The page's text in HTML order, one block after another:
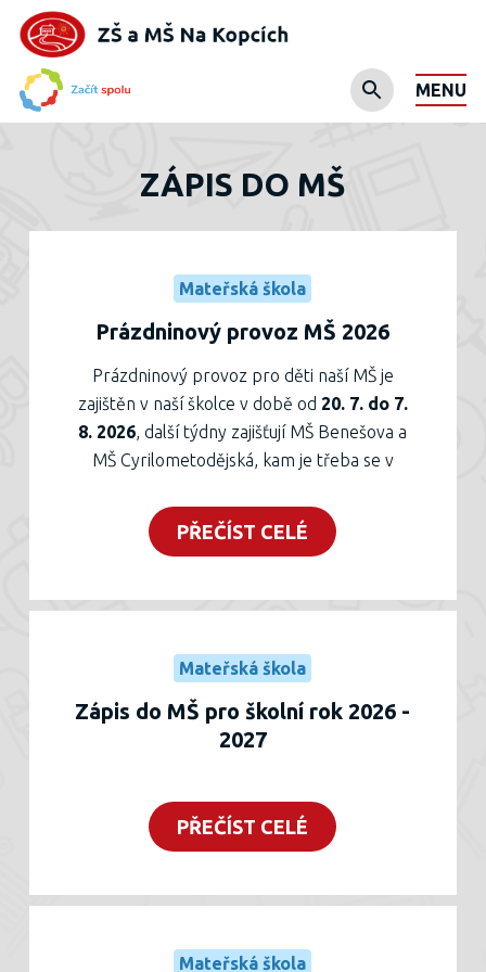
MENU
ZÁPIS DO MŠ
Mateřská škola
Prázdninový provoz MŠ 2026
Prázdninový provoz pro děti naší MŠ je
zajištěn v naší školce v době od 20. 7. do 7.
8. 2026, další týdny zajišťují MŠ Benešova a
MŠ Cyrilometodějská, kam je třeba se v
Naše MŠ má nejmenší kapacitu, pro letní
provoz otvírá pouze jednu třídu, proto pro
důvodu je třeba se přijít přihlásit co nejdříve
Informace k prázdninovému provozu na
MŠ Na Kopcích
Rodiče z MŠ Cyrilometodějská a MŠ
Benešova mohou přihlásit své dítě do naší
2026:
1. týden – 20. – 24. 7. 2026(9 míst pro děti
z jiných MŠ)
děti z jiných MŠ)
jiných MŠ)
PŘEČÍST CELÉ
Mateřská škola
Zápis do MŠ pro školní rok 2026 -
2027
PŘEČÍST CELÉ
Mateřská škola